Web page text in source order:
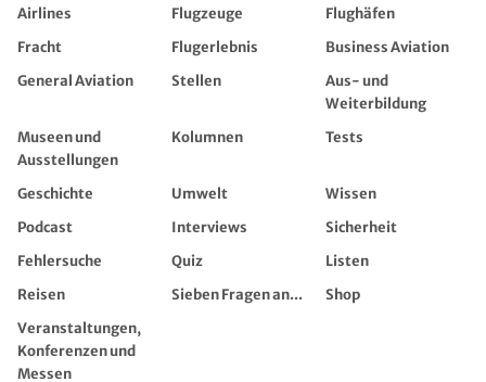
Airlines Flugzeuge
Flughäfen
Fracht
Flugerlebnis
Business Aviation
General Aviation
Stellen
Aus- und
Weiterbildung
Museen und
Ausstellungen
Kolumnen Tests
Geschichte Umwelt
Wissen
Podcast
Interviews
Sicherheit
Fehlersuche
Quiz
Listen
Reisen
Sieben Fragen an...
Shop
Veranstaltungen,
Konferenzen und
Messen